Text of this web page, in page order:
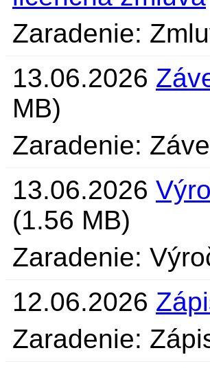
Zaradenie:
13.06.2026
MB)
Zaradenie:
13.06.2026
(1.56 MB)
Zaradenie:
12.06.2026
Zaradenie: